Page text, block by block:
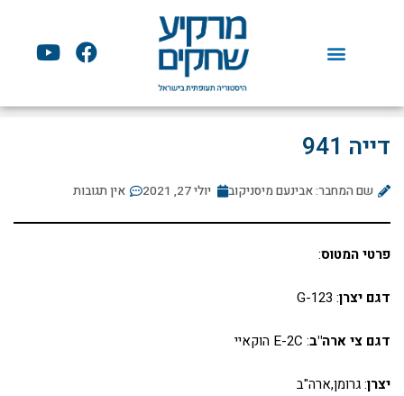
F
a
e
k
Y
o
t
דייה 941
שם המחבר: אבינעם מיסניקוב יולי 27, 2021 אין תגובות
פרטי המטוס:
דגם יצרן: G-123
דגם צי ארה"ב: E-2C הוקאיי
יצרן: גרומן,ארה"ב